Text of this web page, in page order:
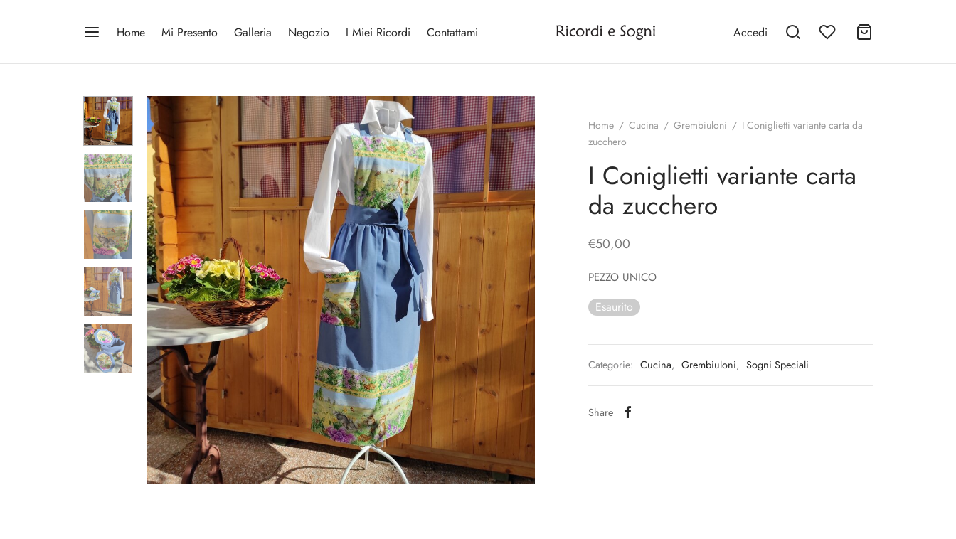
Home Mi Presento Galleria Negozio I Miei Ricordi Contattami Accedi
Home / Cucina / Grembiuloni / I Coniglietti variante carta da
zucchero
I Coniglietti variante carta
da zucchero
€50,00
PEZZO UNICO
Esaurito
Categorie: Cucina, Grembiuloni, Sogni Speciali
Share